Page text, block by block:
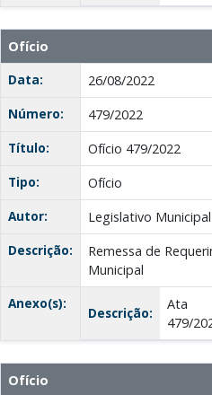
Ofício
Data:
26/08/2022
Número:
479/2022
Título:
Ofício 479/2022
Tipo:
Ofício
Autor:
Legislativo Municipal
Descrição:
Remessa de
Municipal
Anexo(s):
Descrição:
Ata
479/
Ofício